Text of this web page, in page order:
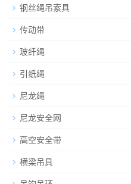
钢丝绳吊索具
传动带
玻纤绳
引纸绳
尼龙绳
尼龙安全网
高空安全带
横梁吊具